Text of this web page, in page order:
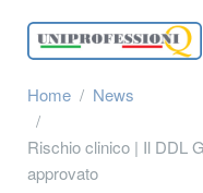
Home News
Rischio clinico | Il DDL
approvato